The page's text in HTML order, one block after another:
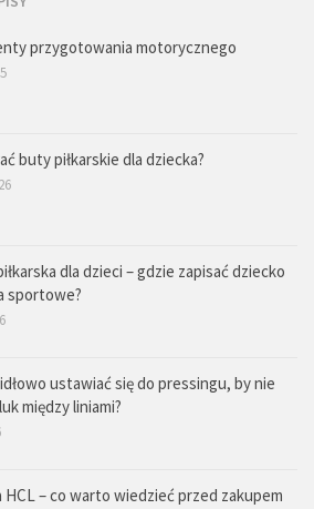
przygotowania motorycznego
buty piłkarskie dla dziecka?
dla dzieci – gdzie zapisać dziecko
sportowe?
ustawiać się do pressingu, by nie
między liniami?
HCL – co warto wiedzieć przed zakupem